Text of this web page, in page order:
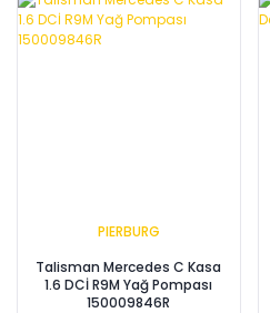
PIERBURG
Talisman Mercedes C Kasa
1.6 DCİ R9M Yağ Pompası
150009846R